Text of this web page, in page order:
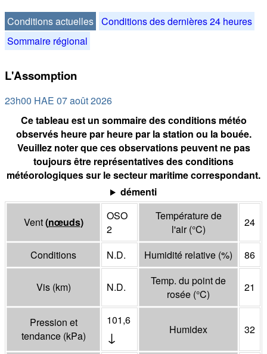
Conditions actuelles Conditions des dernières 24 heures
Sommaire régional
L'Assomption
23h00 HAE 07 août 2026
Ce tableau est un sommaire des conditions météo
observés heure par heure par la station ou la bouée.
Veuillez noter que ces observations peuvent ne pas
toujours être représentatives des conditions
météorologiques sur le secteur maritime correspondant.
démenti
Vent(nœuds)
OSO
2
Température de
l'air(°C)
24
Conditions N.D. Humidité relative (%) 86
Vis (km) N.D.
Temp. du point de
rosée (°C)
21
Pression et
tendance (kPa)
101,6
↓ Humidex 32